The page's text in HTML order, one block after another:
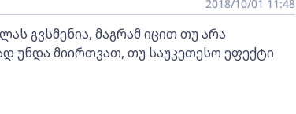
2018/10/01 11:48
გვსმენია, მაგრამ იცით თუ არა
უნდა მიირთვათ, თუ საუკეთესო ეფექტი